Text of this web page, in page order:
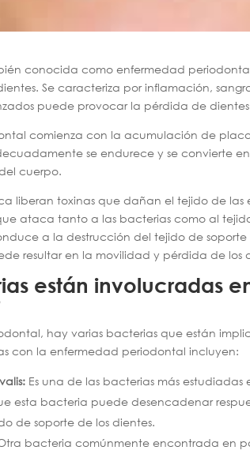
conocida como enfermedad
Se caracteriza por inflamación,
puede provocar la pérdida de
comienza con la acumulación de
se endurece y se convierte
cuerpo.
liberan toxinas que dañan el tejido de
ataca tanto a las bacterias como al
a la destrucción del tejido de soporte
resultar en la movilidad y pérdida de los
están involucradas
hay varias bacterias que están
con la enfermedad periodontal incluyen:
Es una de las bacterias más
esta bacteria puede desencadenar
de soporte de los dientes.
bacteria comúnmente encontrada en